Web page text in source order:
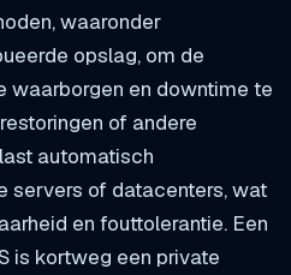
waaronder
opslag, om de
waarborgen en downtime te
of andere
automatisch
servers of datacenters, wat
en fouttolerantie. Een
is kortweg een private